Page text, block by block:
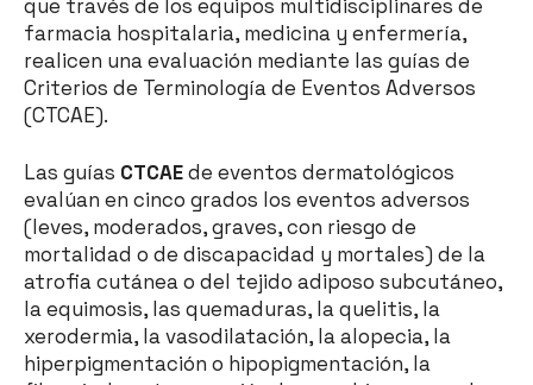
que través de los equipos multidisciplinares de
farmacia hospitalaria, medicina y enfermería,
realicen una evaluación mediante las guías de
Criterios de Terminología de Eventos Adversos
(CTCAE).
Las guías CTCAEde eventos dermatológicos
evalúan en cinco grados los eventos adversos
(leves, moderados, graves, con riesgo de
mortalidad o de discapacidad y mortales) de la
atrofia cutánea o del tejido adiposo subcutáneo,
la equimosis, las quemaduras, la quelitis, la
xerodermia, la vasodilatación, la alopecia, la
hiperpigmentación o hipopigmentación, la